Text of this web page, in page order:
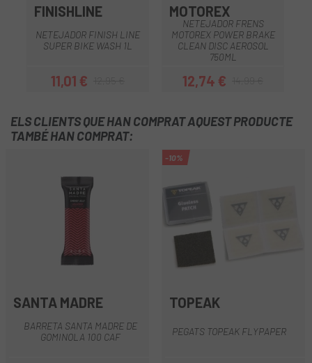
FINISHLINE
NETEJADOR FINISH LINE
SUPER BIKE WASH 1L
Preu
11,01 €Preu regular
MOTOREX
NETEJADOR FRENS
MOTOREX POWER BRAKE
CLEAN DISC AEROSOL
750ML
Preu
12,74 €Preu regular
ELS CLIENTS QUE HAN COMPRAT AQUEST PRODUCTE
TAMBÉ HAN COMPRAT:
SANTA MADRE
BARRETA SANTA MADRE DE
GOMINOLA 100 CAF
-10%
TOPEAK
PEGATS TOPEAK FLYPAPER